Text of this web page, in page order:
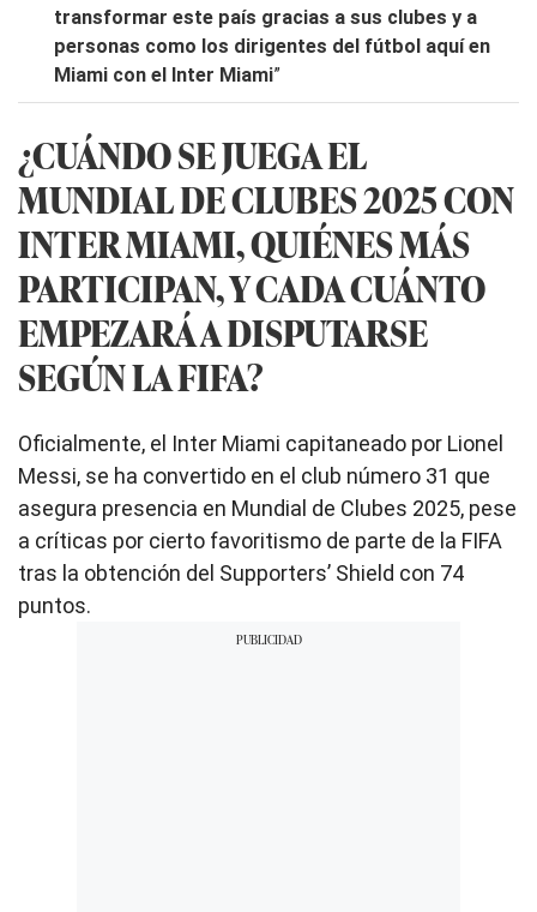
transformar este país gracias a sus clubes y a
personas como los dirigentes del fútbol aquí en
Miami con el Inter Miami”
¿CUÁNDO SE JUEGA EL
MUNDIAL DE CLUBES 2025 CON
INTER MIAMI, QUIÉNES MÁS
PARTICIPAN, Y CADA CUÁNTO
EMPEZARÁ A DISPUTARSE
SEGÚN LA FIFA?
Oficialmente, el Inter Miami capitaneado por Lionel
Messi, se ha convertido en el club número 31 que
asegura presencia en Mundial de Clubes 2025, pese
a críticas por cierto favoritismo de parte de la FIFA
tras la obtención del Supporters’ Shield con 74
puntos.